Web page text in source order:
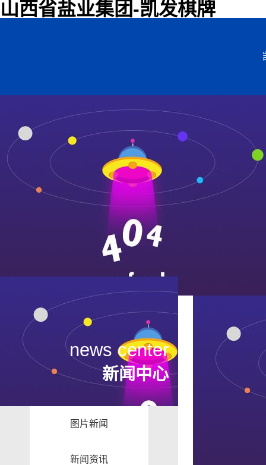
山西省盐业集团-凯发棋牌
news center
新闻中心
图片新闻
新闻资讯